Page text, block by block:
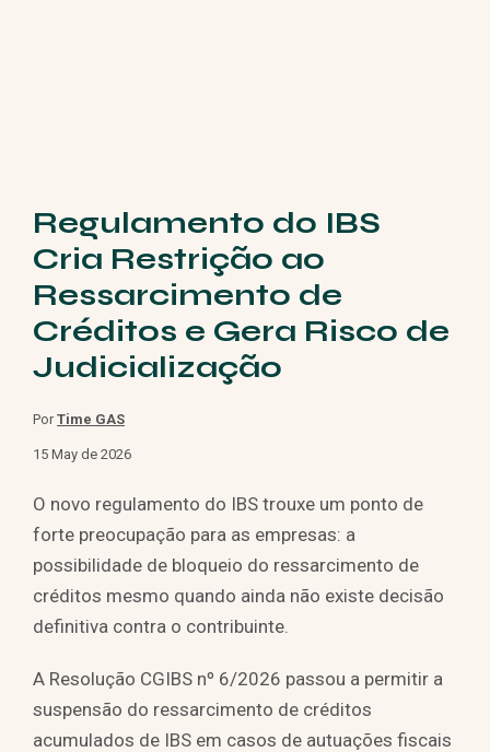
Regulamento do IBS
Cria Restrição ao
Ressarcimento de
Créditos e Gera Risco de
Judicialização
PorTime GAS
15 May de 2026
O novo regulamento do IBS trouxe um ponto de
forte preocupação para as empresas: a
possibilidade de bloqueio do ressarcimento de
créditos mesmo quando ainda não existe decisão
definitiva contra o contribuinte.
A Resolução CGIBS nº 6/2026 passou a permitir a
suspensão do ressarcimento de créditos
acumulados de IBS em casos de autuações fiscais